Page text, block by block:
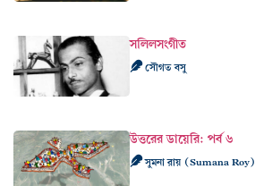
সলিলসংগীত
সৌগত বসু
উত্তরের ডায়েরি: পর্ব ৬
সুমনা রায় (Sumana Roy)